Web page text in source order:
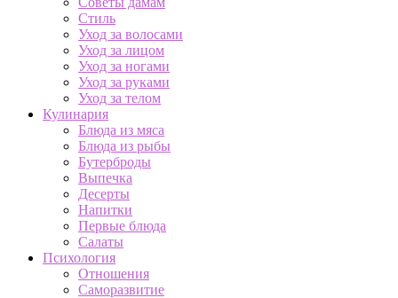
Стиль
Уход за волосами
Уход за лицом
Уход за ногами
Уход за руками
Уход за телом
Кулинария
Блюда из мяса
Блюда из рыбы
Бутерброды
Выпечка
Десерты
Напитки
Первые блюда
Салаты
Психология
Отношения
Саморазвитие